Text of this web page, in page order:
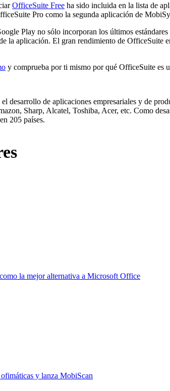
OfficeSuite Free ha sido incluida en la lista de
Pro como la segunda aplicación de
Play no sólo incorporan los últimos
la aplicación. El gran rendimiento de
y comprueba por ti mismo por qué OfficeSuite es
desarrollo de aplicaciones empresariales y de
Sharp, Alcatel, Toshiba, Acer, etc. Como
205 países.
la mejor alternativa a Microsoft Office
y lanza MobiScan